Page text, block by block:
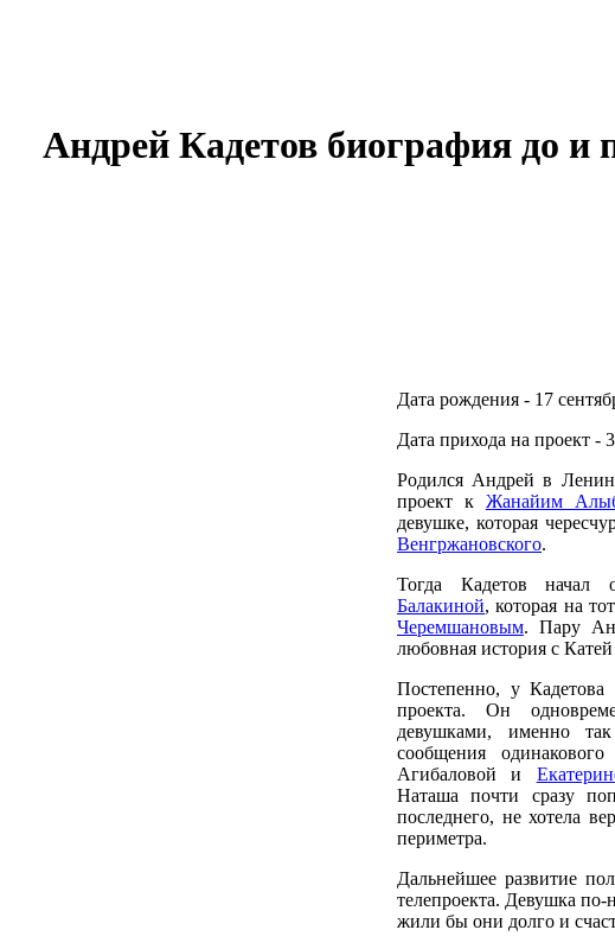
Андрей Кадетов биография до и
Дата рождения - 17
Дата прихода на проект -
Родился Андрей в
проект к Жанайим
девушке, которая
Венгржановского.
Тогда Кадетов начал
Балакиной, которая на
Черемшановым. Пару
любовная история с
Постепенно, у Кадетова
проекта. Он
девушками, именно
сообщения
Агибаловой и
Наташа почти сразу
последнего, не хотела
периметра.
Дальнейшее развитие
телепроекта. Девушка
жили бы они долго и